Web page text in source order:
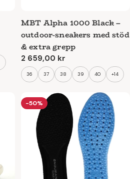
MBT Alpha 1000 Black –
outdoor-sneakers med stöd
& extra grepp
Ordinarie
pris
2 659,00 kr
36 37 38 39 40 +14
-50%